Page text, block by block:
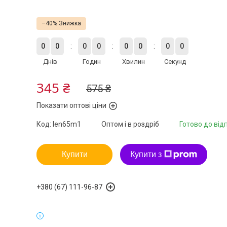
–40%
0 0
Днів
0 0
Годин
0 0
Хвилин
0 0
Секунд
575 ₴
345 ₴
Показати оптові ціни
Готово до
Оптом і в роздріб
Код: len65m1
Купити Купити з
+380 (67) 111-96-87